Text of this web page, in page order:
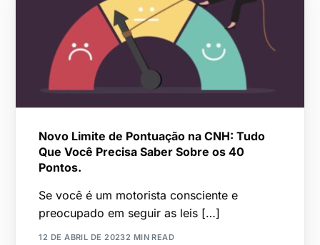
Novo Limite de Pontuação na CNH: Tudo
Que Você Precisa Saber Sobre os 40
Pontos.
Se você é um motorista consciente e
preocupado em seguir as leis […]
12 DE ABRIL DE 20232 MIN READ